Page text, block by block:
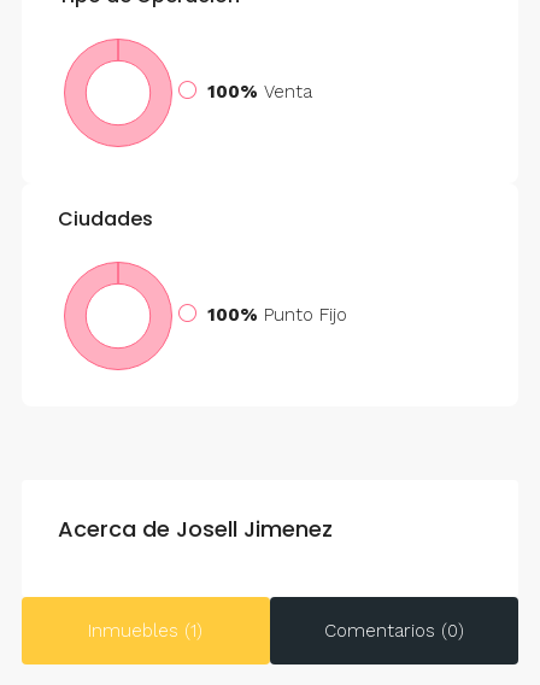
100% Venta
Ciudades
100% Punto Fijo
Acerca de Josell Jimenez
Inmuebles (1) Comentarios (0)